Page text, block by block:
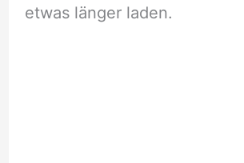
etwas länger laden.